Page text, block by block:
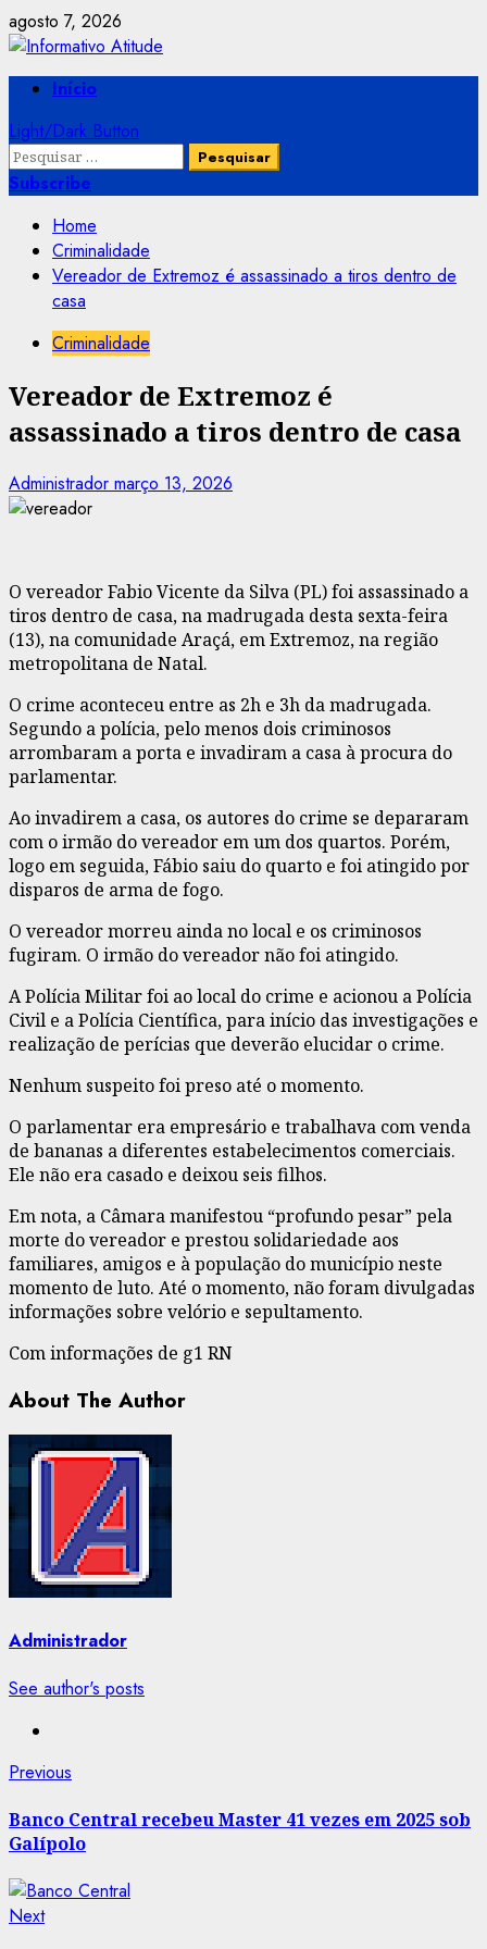
Skip
to
content
agosto 7, 2026
PrimaryInício
Light/Dark Button
Pesquisar
por:
Subscribe
Home
Criminalidade
Vereador de Extremoz é assassinado a tiros dentro de
casa
Criminalidade
Vereador de Extremoz é
assassinado a tiros dentro de casa
Administrador março 13, 2026
O vereador Fabio Vicente da Silva (PL) foi assassinado a
tiros dentro de casa, na madrugada desta sexta-feira
(13), na comunidade Araçá, em Extremoz, na região
metropolitana de Natal.
O crime aconteceu entre as 2h e 3h da madrugada.
Segundo a polícia, pelo menos dois criminosos
arrombaram a porta e invadiram a casa à procura do
parlamentar.
Ao invadirem a casa, os autores do crime se depararam
com o irmão do vereador em um dos quartos. Porém,
logo em seguida, Fábio saiu do quarto e foi atingido por
disparos de arma de fogo.
O vereador morreu ainda no local e os criminosos
fugiram. O irmão do vereador não foi atingido.
A Polícia Militar foi ao local do crime e acionou a Polícia
Civil e a Polícia Científica, para início das investigações e
realização de perícias que deverão elucidar o crime.
Nenhum suspeito foi preso até o momento.
O parlamentar era empresário e trabalhava com venda
de bananas a diferentes estabelecimentos comerciais.
Ele não era casado e deixou seis filhos.
Em nota, a Câmara manifestou “profundo pesar” pela
morte do vereador e prestou solidariedade aos
familiares, amigos e à população do município neste
momento de luto. Até o momento, não foram divulgadas
informações sobre velório e sepultamento.
Com informações de g1 RN
About The Author
Administrador
See author's posts
Post
navigation
Previous
Banco Central recebeu Master 41 vezes em 2025 sob
Galípolo
NextNext